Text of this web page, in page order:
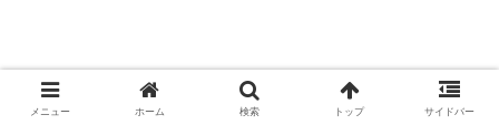
まとめ
メニュー ホーム 検索 トップ サイドバー